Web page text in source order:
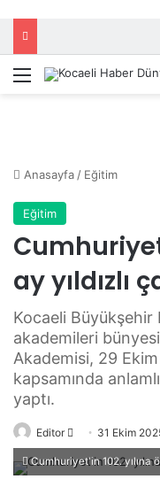
Menü
Anasayfa / Eğitim
Eğitim
ay yıldızlı
Kocaeli Büyükşehir
akademileri
Akademisi, 29
kapsamında
yaptı.
Editor
r
31 Ekim
Cumhuriyet'in 102. yılına